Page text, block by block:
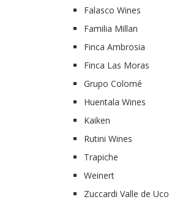
Falasco Wines
Familia Millan
Finca Ambrosia
Finca Las Moras
Grupo Colomé
Huentala Wines
Kaiken
Rutini Wines
Trapiche
Weinert
Zuccardi Valle de Uco